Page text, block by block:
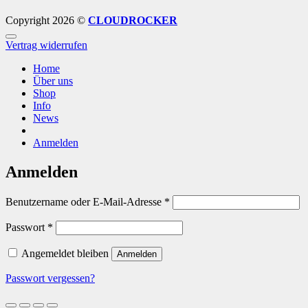
Copyright 2026 © CLOUDROCKER
Vertrag widerrufen
Home
Über uns
Shop
Info
News
Anmelden
Anmelden
Benutzername oder E-Mail-Adresse *
Passwort *
Angemeldet bleiben Anmelden
Passwort vergessen?